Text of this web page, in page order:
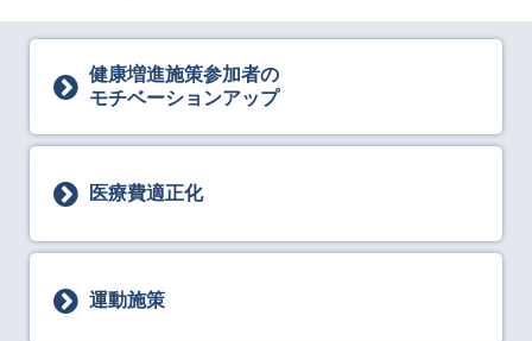
健康増進施策参加者の
モチベーションアップ
医療費適正化
運動施策